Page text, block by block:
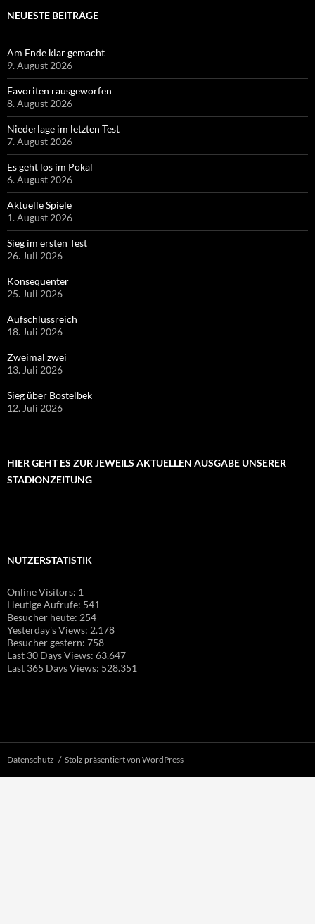
NEUESTE BEITRÄGE
Am Ende klar gemacht
9. August 2026
Favoriten rausgeworfen
8. August 2026
Niederlage im letzten Test
7. August 2026
Es geht los im Pokal
6. August 2026
Aktuelle Spiele
1. August 2026
Sieg im ersten Test
26. Juli 2026
Konsequenter
25. Juli 2026
Aufschlussreich
18. Juli 2026
Zweimal zwei
13. Juli 2026
Sieg über Bostelbek
12. Juli 2026
HIER GEHT ES ZUR JEWEILS AKTUELLEN AUSGABE UNSERER
STADIONZEITUNG
NUTZERSTATISTIK
Online Visitors: 1
Heutige Aufrufe: 541
Besucher heute: 254
Yesterday's Views: 2.178
Besucher gestern: 758
Last 30 Days Views: 63.647
Last 365 Days Views: 528.351
Datenschutz Stolz präsentiert von WordPress